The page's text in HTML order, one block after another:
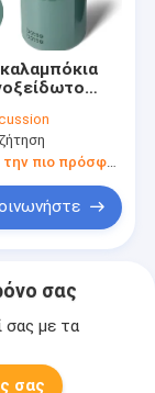
και το
σας
σας με τα
σας